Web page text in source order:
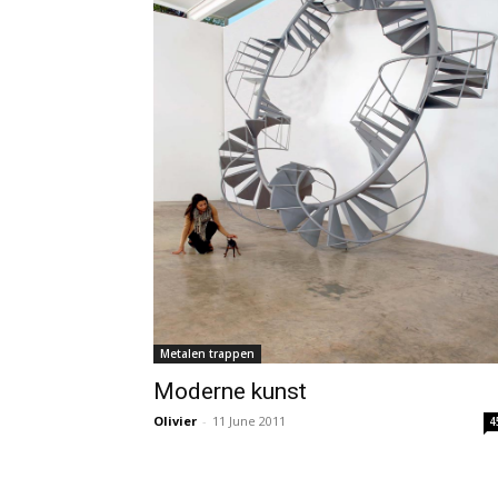
Metalen trappen
Moderne kunst
Olivier - 11 June 2011